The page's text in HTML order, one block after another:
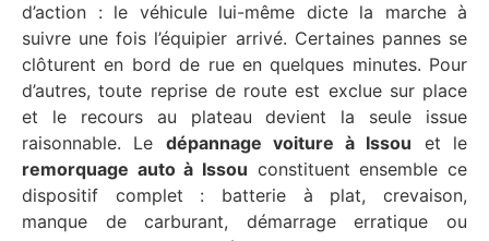
d’action : le véhicule lui-même dicte la marche à
suivre une fois l’équipier arrivé. Certaines pannes se
clôturent en bord de rue en quelques minutes. Pour
d’autres, toute reprise de route est exclue sur place
et le recours au plateau devient la seule issue
raisonnable. Le dépannage voiture à Issou et le
remorquage auto à Issou constituent ensemble ce
dispositif complet : batterie à plat, crevaison,
manque de carburant, démarrage erratique ou